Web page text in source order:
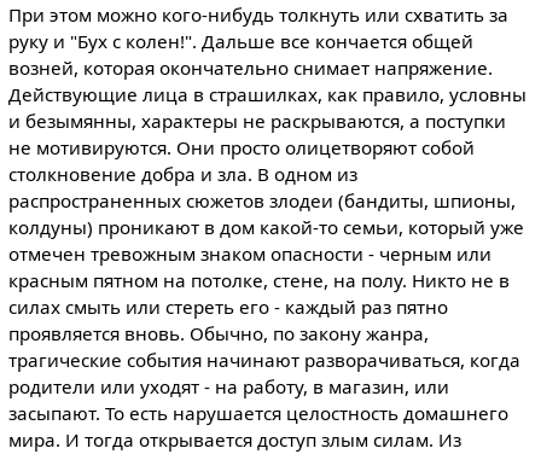
При этом можно кого-нибудь толкнуть или схватить за
руку и "Бух с колен!". Дальше все кончается общей
возней, которая окончательно снимает напряжение.
Действующие лица в страшилках, как правило, условны
и безымянны, характеры не раскрываются, а поступки
не мотивируются. Они просто олицетворяют собой
столкновение добра и зла. В одном из
распространенных сюжетов злодеи (бандиты, шпионы,
колдуны) проникают в дом какой-то семьи, который уже
отмечен тревожным знаком опасности - черным или
красным пятном на потолке, стене, на полу. Никто не в
силах смыть или стереть его - каждый раз пятно
проявляется вновь. Обычно, по закону жанра,
трагические события начинают разворачиваться, когда
родители или уходят - на работу, в магазин, или
засыпают. То есть нарушается целостность домашнего
мира. И тогда открывается доступ злым силам. Из